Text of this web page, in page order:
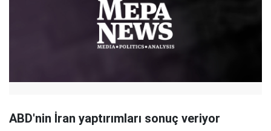
ABD'nin İran yaptırımları sonuç veriyor